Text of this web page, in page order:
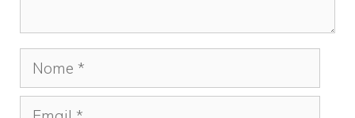
Nome
Email